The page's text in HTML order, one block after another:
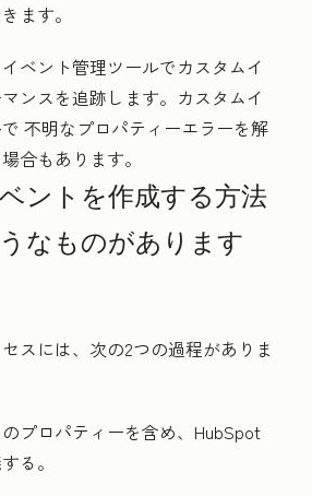
ます。
ベント管理ツールでカスタムイ
ンスを追跡します。カスタムイ
不明なプロパティーエラーを解
合もあります。
ントを作成する方法
なものがあります
スには、次の2つの過程がありま
プロパティーを含め、HubSpot
る。